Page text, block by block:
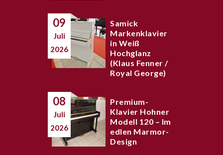
09
Juli
2026
Samick
Markenklavier
in Weiß
Hochglanz
(Klaus Fenner /
Royal George)
08
Juli
2026
Premium-
Klavier Hohner
Modell 120 – Im
edlen Marmor-
Design